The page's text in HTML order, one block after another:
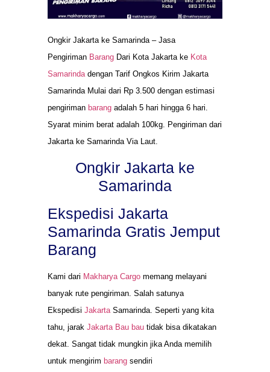
Ongkir Jakarta ke Samarinda – Jasa
Pengiriman Barang Dari Kota Jakarta ke Kota
Samarinda dengan Tarif Ongkos Kirim Jakarta
Samarinda Mulai dari Rp 3.500 dengan estimasi
pengiriman barang adalah 5 hari hingga 6 hari.
Syarat minim berat adalah 100kg. Pengiriman dari
Jakarta ke Samarinda Via Laut.
Ongkir Jakarta ke
Samarinda
Ekspedisi Jakarta
Samarinda Gratis Jemput
Barang
Kami dari Makharya Cargo memang melayani
banyak rute pengiriman. Salah satunya
Ekspedisi Jakarta Samarinda. Seperti yang kita
tahu, jarak Jakarta Bau bau tidak bisa dikatakan
dekat. Sangat tidak mungkin jika Anda memilih
untuk mengirim barang sendiri